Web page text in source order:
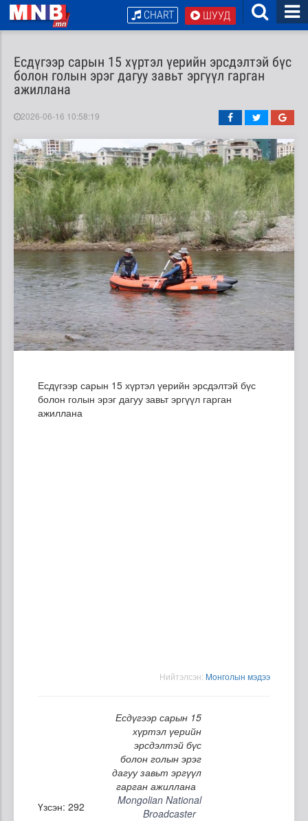
ШУУД
CHART
Есдүгээр сарын 15 хүртэл үерийн эрсдэлтэй бүс
болон голын эрэг дагуу завьт эргүүл гарган
ажиллана
2026-06-16 10:58:19
Есдүгээр сарын 15 хүртэл үерийн эрсдэлтэй бүс
болон голын эрэг дагуу завьт эргүүл гарган
ажиллана
Нийтэлсэн: Moнголын мэдээ
Есдүгээр сарын 15
хүртэл үерийн
эрсдэлтэй бүс
болон голын эрэг
дагуу завьт эргүүл
гарган ажиллана
Үзсэн: 292
Mongolian National
Broadcaster